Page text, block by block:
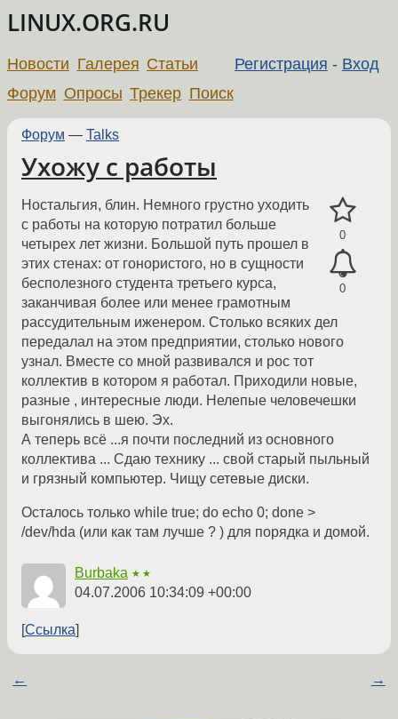
LINUX.ORG.RU
Регистрация - Вход
Новости Галерея Статьи
Форум Опросы Трекер Поиск
Форум — Talks
Ухожу с работы
0
0
Ностальгия, блин. Немного грустно уходить
с работы на которую потратил больше
четырех лет жизни. Большой путь прошел в
этих стенах: от гонористого, но в сущности
бесполезного студента третьего курса,
заканчивая более или менее грамотным
рассудительным иженером. Столько всяких дел
передалал на этом предприятии, столько нового
узнал. Вместе со мной развивался и рос тот
коллектив в котором я работал. Приходили новые,
разные , интересные люди. Нелепые человечешки
выгонялись в шею. Эх.
А теперь всё ...я почти последний из основного
коллектива ... Сдаю технику ... свой старый пыльный
и грязный компьютер. Чищу сетевые диски.
Осталось только while true; do echo 0; done >
/dev/hda (или как там лучше ? ) для порядка и домой.
Burbaka ★★
04.07.2006 10:34:09 +00:00
Ссылка
← →